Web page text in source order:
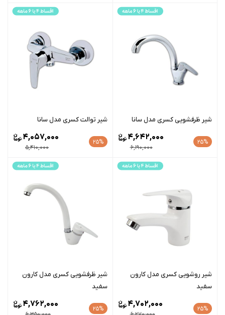
شیر ظرفشویی کسری مدل سانا
25%
6,190,000
4,642,000
شیر توالت کسری مدل سانا
25%
5,410,000
4,057,000
شیر روشویی کسری مدل کارون
سفید
25%
4,702,000
شیر ظرفشویی کسری مدل کارون
سفید
25%
4,762,000